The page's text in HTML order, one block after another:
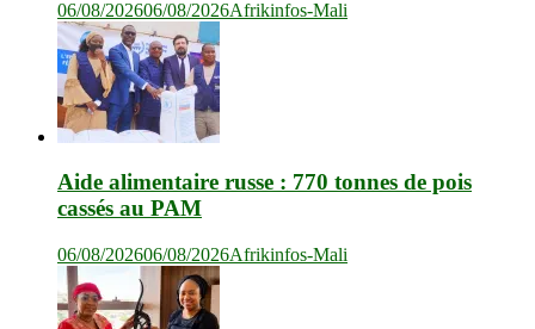
06/08/202606/08/2026Afrikinfos-Mali
Aide alimentaire russe : 770 tonnes de pois
cassés au PAM
06/08/202606/08/2026Afrikinfos-Mali